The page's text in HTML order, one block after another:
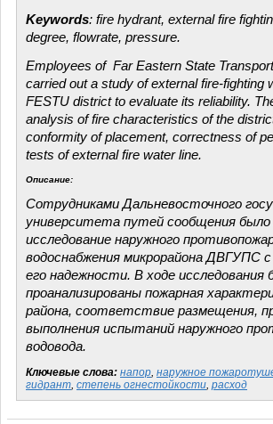
Keywords: fire hydrant, external fire
degree, flowrate, pressure.
Employees of Far Eastern State
carried out a study of external fire-fighting
FESTU district to evaluate its reliability.
analysis of fire characteristics of the
conformity of placement, correctness of
tests of external fire water line.
Описание:
Сотрудниками Дальневосточного
университета путей сообщения было
исследование наружного
водоснабжения микрорайона ДВГУПС
его надежности. В ходе исследования
проанализированы пожарная
района, соответствие размещения,
выполнения испытаний наружного
водовода.
Ключевые слова: напор, наружное
гидрант, степень огнестойкости, расход